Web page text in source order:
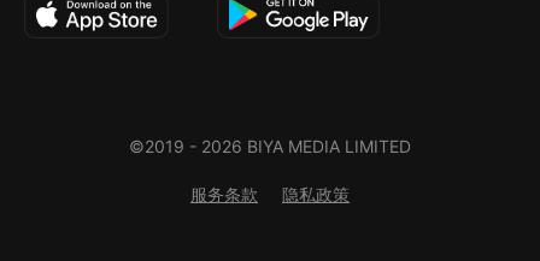
©2019 - 2026 BIYA MEDIA LIMITED
服务条款 隐私政策